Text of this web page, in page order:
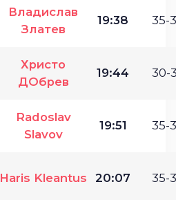
Владислав
Златев
19:38 35-
Христо
ДОбрев
19:44 30-
Radoslav
Slavov
19:51 35-
Haris Kleantus 20:07 35-